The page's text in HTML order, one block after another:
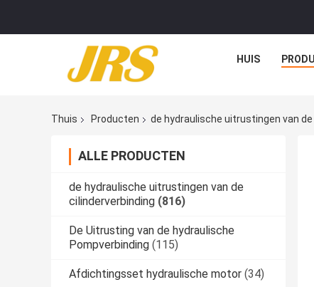
HUIS
Thuis Producten de hydraulische uitrustingen van
ALLE PRODUCTEN
de hydraulische uitrustingen van de
cilinderverbinding (816)
De Uitrusting van de hydraulische
Pompverbinding (115)
Afdichtingsset hydraulische motor (34)